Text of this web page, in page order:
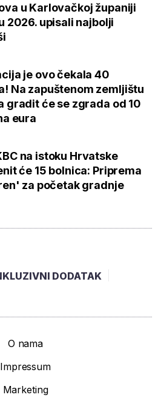
u Karlovačkoj županiji
2026. upisali najbolji
je ovo čekala 40
Na zapuštenom zemljištu
gradit će se zgrada od 10
eura
na istoku Hrvatske
će 15 bolnica: Priprema
za početak gradnje
DODATAK
O nama
Impressum
Marketing